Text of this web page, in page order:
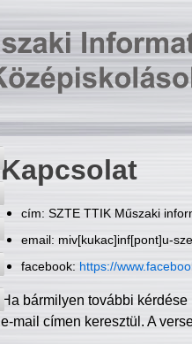
Kapcsolat
cím: SZTE TTIK Műszaki
email: miv[kukac]inf[pont]u-
facebook: https://
Ha bármilyen további
e-mail címen keresztül. A